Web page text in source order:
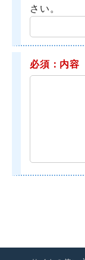
さい。
必須：内容